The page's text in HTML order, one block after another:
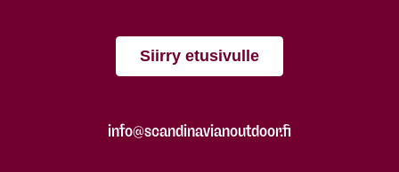
Siirry etusivulle
info@scandinavianoutdoor.fi